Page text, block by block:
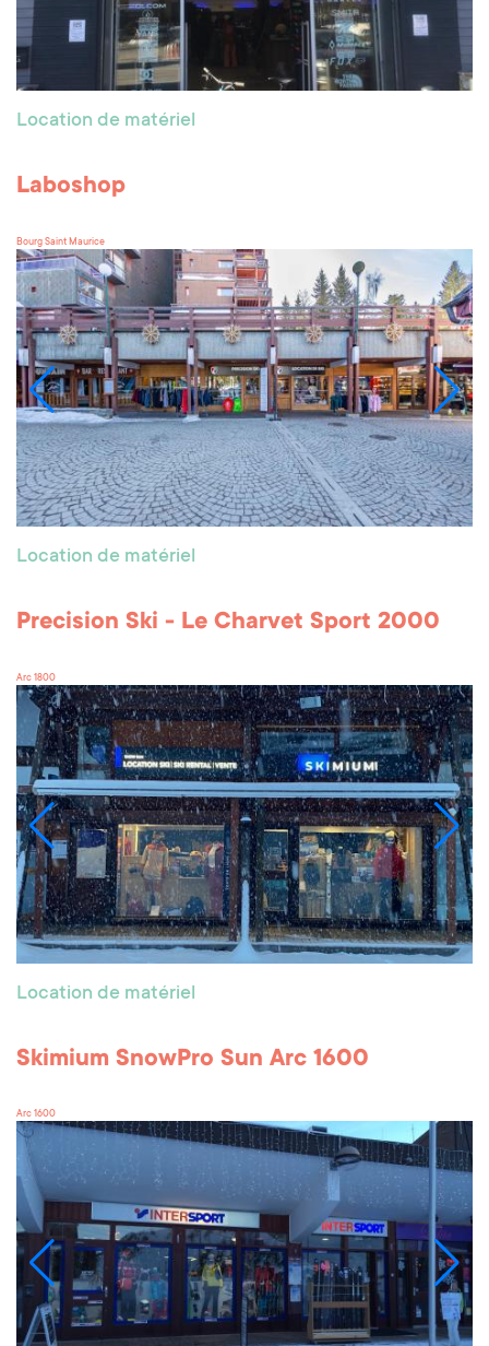
Location de matériel
Laboshop
Bourg Saint Maurice
Location de matériel
Precision Ski - Le Charvet Sport 2000
Arc 1800
Location de matériel
Skimium SnowPro Sun Arc 1600
Arc 1600